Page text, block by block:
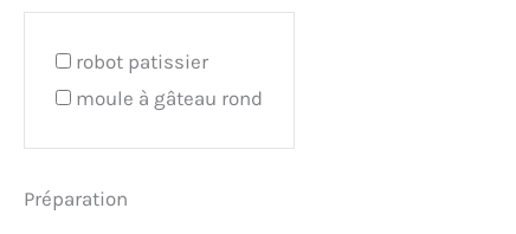
robot patissier
moule à gâteau rond
Préparation